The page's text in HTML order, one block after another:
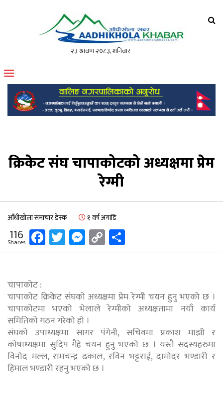
मोफसलकै लोकप्रिय अनलाइन पत्रिका
क्रिकेट संघ चापाकोटको अध्यक्षमा प्रेम
रेग्मी
आँधीखोला समाचार डेस्क १ वर्ष अगाडि
116
Shares Facebook
Twitter
Messenger
Copy
Link
चापाकोट :
चापाकोट क्रिकेट संघको अध्यक्षमा प्रेम रेग्मी चयन हुनु भएको छ ।
चापाकोटमा भएको भेलाले रेग्मीको अध्यक्षतामा नयाँ कार्य
समितिको गठन गरेको हो ।
संघको उपाध्यक्षमा सागर पंगेनी, सचिवमा प्रकाश माझी र
कोषाध्यक्षमा सुदिप गैह्रे चयन हुनु भएको छ । यस्तै सदस्यहरुमा
विनोद मल्ल, रामचन्द्र ढकाल, रविन भट्टराई, दामोदर भण्डारी र
हिमाल भण्डारी रहनु भएको छ ।